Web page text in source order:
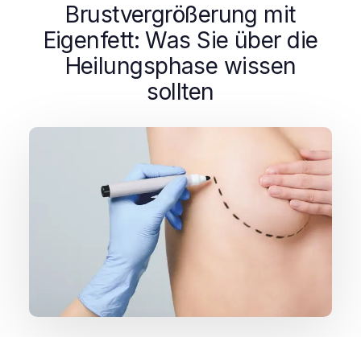
Brustvergrößerung mit
Eigenfett: Was Sie über die
Heilungsphase wissen
sollten